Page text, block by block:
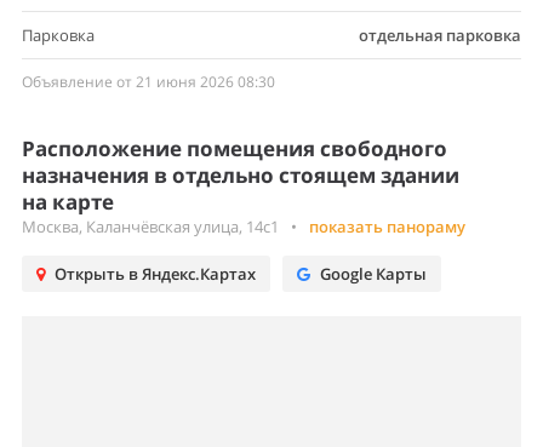
Парковка отдельная парковка
Объявление от 21 июня 2026 08:30
Расположение помещения свободного
назначения в отдельно стоящем здании
на карте
Москва, Каланчёвская улица, 14с1 • показать панораму
Открыть в Яндекс.Картах Google Карты